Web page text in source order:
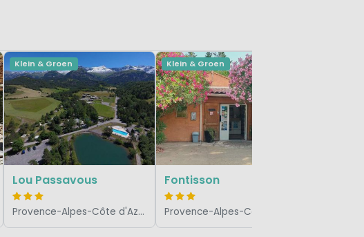
Klein & Groen
Lou Passavous
Provence-Alpes-Côte d'Azur, Frankrijk
Klein & Groen
Fontisson